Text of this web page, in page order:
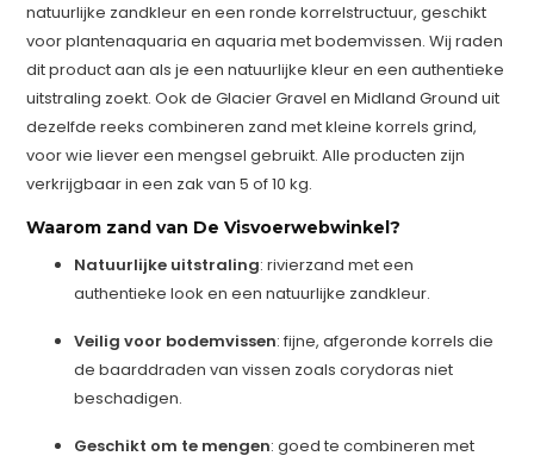
natuurlijke zandkleur en een ronde korrelstructuur, geschikt
voor plantenaquaria en aquaria met bodemvissen. Wij raden
dit product aan als je een natuurlijke kleur en een authentieke
uitstraling zoekt. Ook de Glacier Gravel en Midland Ground uit
dezelfde reeks combineren zand met kleine korrels grind,
voor wie liever een mengsel gebruikt. Alle producten zijn
verkrijgbaar in een zak van 5 of 10 kg.
Waarom zand van De Visvoerwebwinkel?
Natuurlijke uitstraling: rivierzand met een
authentieke look en een natuurlijke zandkleur.
Veilig voor bodemvissen: fijne, afgeronde korrels die
de baarddraden van vissen zoals corydoras niet
beschadigen.
Geschikt om te mengen: goed te combineren met